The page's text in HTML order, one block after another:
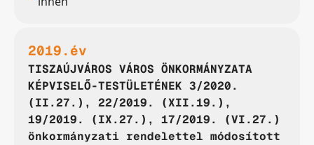
2019.év
TISZAÚJVÁROS VÁROS ÖNKORMÁNYZATA
KÉPVISELŐ-TESTÜLETÉNEK 3/2020.
(II.27.), 22/2019. (XII.19.),
19/2019. (IX.27.), 17/2019. (VI.27.)
önkormányzati rendelettel módosított